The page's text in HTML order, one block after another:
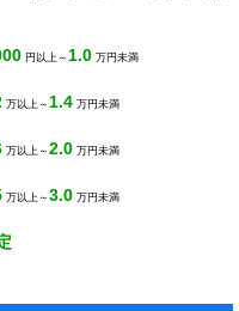
円以上～ 1.0 万円未満
万以上～ 1.4 万円未満
万以上～ 2.0 万円未満
万以上～ 3.0 万円未満